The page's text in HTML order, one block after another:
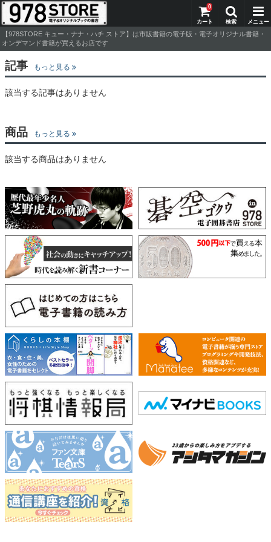
0
【978STORE キュー・ナナ・ハチ ストア】は市販書籍の電子版・電子オリジナル書籍・
オンデマンド書籍が買えるお店です
記事 もっと見る
該当する記事はありません
商品 もっと見る
該当する商品はありません